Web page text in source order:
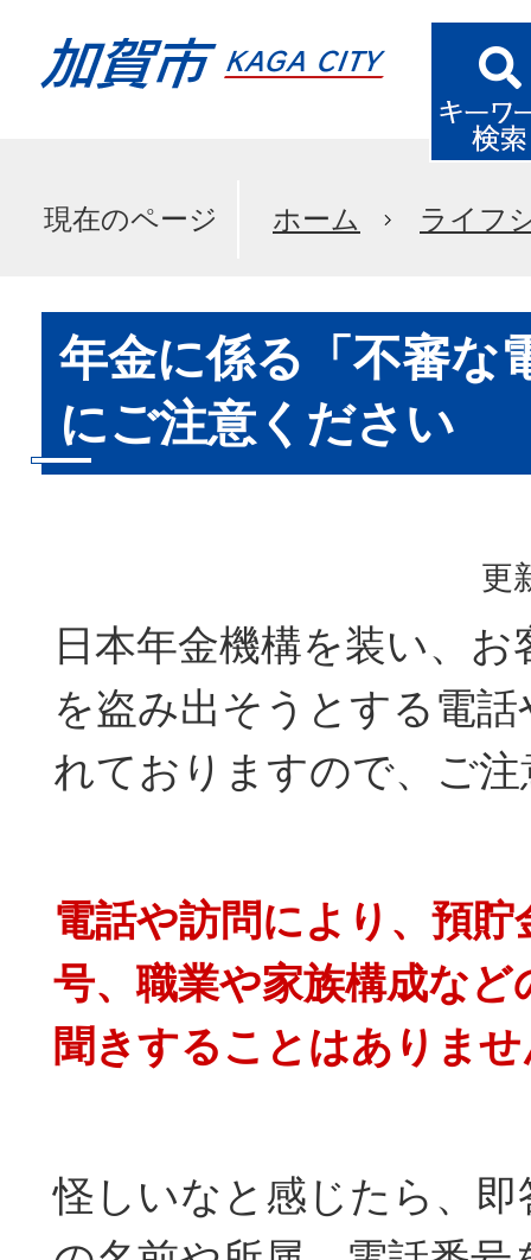
現在のページ ホーム ライフ
年金に係る「不審な
にご注意ください
更
日本年金機構を装い、お
を盗み出そうとする電
れておりますので、ご
電話や訪問により、預貯
号、職業や家族構成など
聞きすることはありま
怪しいなと感じたら、